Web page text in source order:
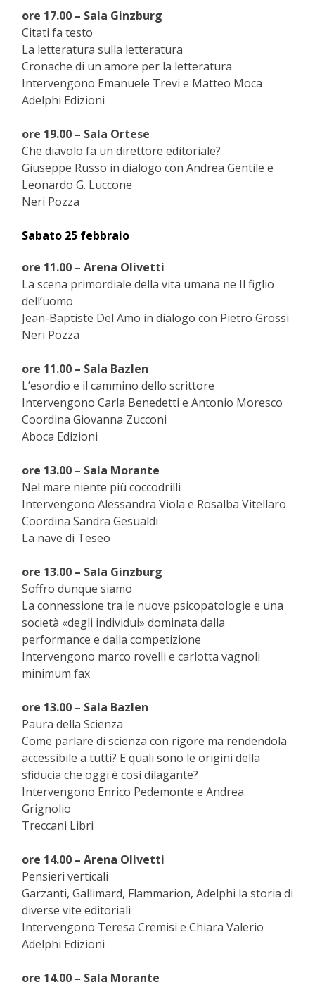
ore 17.00 – Sala Ginzburg
Citati fa testo
La letteratura sulla letteratura
Cronache di un amore per la letteratura
Intervengono Emanuele Trevi e Matteo Moca
Adelphi Edizioni
ore 19.00 – Sala Ortese
Che diavolo fa un direttore editoriale?
Giuseppe Russo in dialogo con Andrea Gentile e
Leonardo G. Luccone
Neri Pozza
Sabato 25 febbraio
ore 11.00 – Arena Olivetti
La scena primordiale della vita umana ne Il figlio
dell’uomo
Jean-Baptiste Del Amo in dialogo con Pietro Grossi
Neri Pozza
ore 11.00 – Sala Bazlen
L’esordio e il cammino dello scrittore
Intervengono Carla Benedetti e Antonio Moresco
Coordina Giovanna Zucconi
Aboca Edizioni
ore 13.00 – Sala Morante
Nel mare niente più coccodrilli
Intervengono Alessandra Viola e Rosalba Vitellaro
Coordina Sandra Gesualdi
La nave di Teseo
ore 13.00 – Sala Ginzburg
Soffro dunque siamo
La connessione tra le nuove psicopatologie e una
società «degli individui» dominata dalla
performance e dalla competizione
Intervengono marco rovelli e carlotta vagnoli
minimum fax
ore 13.00 – Sala Bazlen
Paura della Scienza
Come parlare di scienza con rigore ma rendendola
accessibile a tutti? E quali sono le origini della
sfiducia che oggi è così dilagante?
Intervengono Enrico Pedemonte e Andrea
Grignolio
Treccani Libri
ore 14.00 – Arena Olivetti
Pensieri verticali
Garzanti, Gallimard, Flammarion, Adelphi la storia di
diverse vite editoriali
Intervengono Teresa Cremisi e Chiara Valerio
Adelphi Edizioni
ore 14.00 – Sala Morante